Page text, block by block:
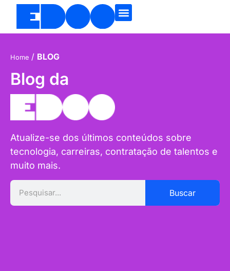
Home / BLOG
Blog da
Atualize-se dos últimos conteúdos sobre
tecnologia, carreiras, contratação de talentos e
muito mais.
Buscar